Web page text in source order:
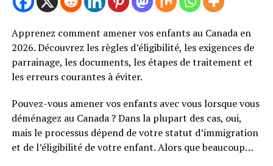
Apprenez comment amener vos enfants au Canada en
2026. Découvrez les règles d’éligibilité, les exigences de
parrainage, les documents, les étapes de traitement et
les erreurs courantes à éviter.
Pouvez-vous amener vos enfants avec vous lorsque vous
déménagez au Canada ? Dans la plupart des cas, oui,
mais le processus dépend de votre statut d’immigration
et de l’éligibilité de votre enfant. Alors que beaucoup…